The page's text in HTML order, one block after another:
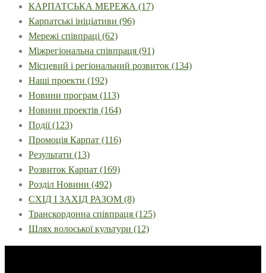
КАРПАТСЬКА МЕРЕЖА (17)
Карпатські ініціативи (96)
Мережі співпраці (62)
Міжрегіональна співпраця (91)
Місцевий і регіональний розвиток (134)
Наші проекти (192)
Новини програм (113)
Новини проектів (164)
Події(123)
Промоція Карпат (116)
Результати (13)
Розвиток Карпат (169)
Розділ Новини (492)
СХІД І ЗАХІД РАЗОМ (8)
Транскордонна співпраця (125)
Шлях волоської культури (12)